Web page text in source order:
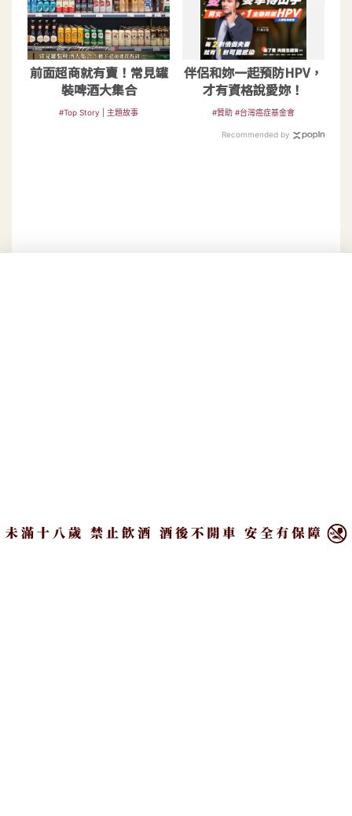
前面超商就有賣！常見罐
裝啤酒大集合
#Top Story | 主題故事
伴侶和妳一起預防HPV，
才有資格說愛妳！
#贊助 #台灣癌症基金會
Recommended by